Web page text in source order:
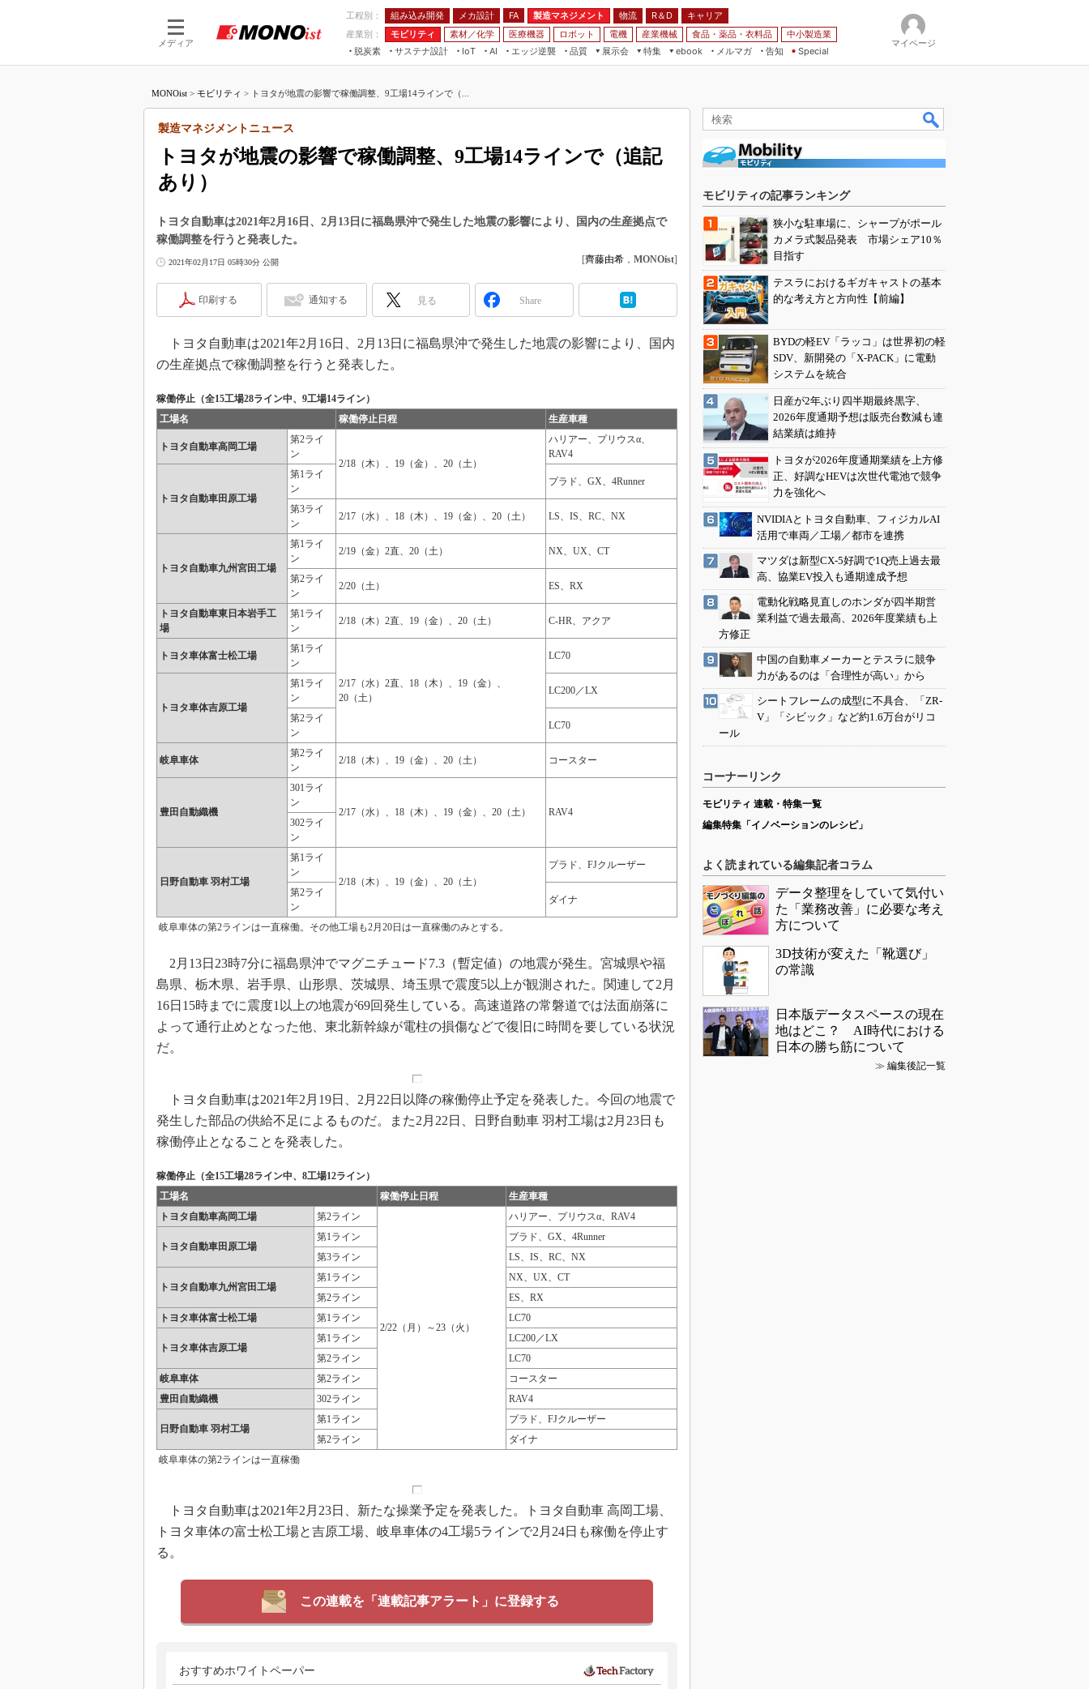
メディア
工程別： 組み込み開発 メカ設計 FA 製造マネジメント 物流 R＆D
キャリア
産業別：
モビリティ 素材／化学 医療機器 ロボット 電機 産業機械 食品・薬品・衣料品
中小製造業
脱炭素
サステナ設計
IoT
つながる工場
AI
AI×設備保全
エッジ逆襲 品質
展示会
JIMTOF
IIFES
TECHNO-FRONTIER
EdgeTech+
特集
VR／AR
フィールドサービス
組み込み画像技術
車載ソフト開発
ISO26262
無償設計ツール
インダストリー4.0
メイドインジャパン
知財マネジメント
グローバル設計・開発
ebook
モビリティ
メルマガ
告知 Special
マイページ
MONOist > モビリティ > トヨタが地震の影響で稼働調整、9工場14ラインで（...
トヨタが地震の影響で稼働調整、9工場14ラインで（追記
あり）
製造マネジメントニュース
トヨタ自動車は2021年2月16日、2月13日に福島県沖で発生した地震の影響により、国内の生産拠点で
稼働調整を行うと発表した。
2021年02月17日 05時30分 公開 [齊藤由希 ， MONOist]
印刷する 通知する 見る Share
トヨタ自動車は2021年2月16日、2月13日に福島県沖で発生した地震の影響により、国内
の生産拠点で稼働調整を行うと発表した。
稼働停止（全15工場28ライン中、9工場14ライン）
工場名
稼働停止日程 生産車種
トヨタ自動車高岡工場
第2ライ
ン
2/18（木）、19（金）、20（土）
ハリアー、プリウスα、
RAV4
トヨタ自動車田原工場
第1ライ
ン
プラド、GX、4Runner
第3ライ
ン
2/17（水）、18（木）、19（金）、20（土） LS、IS、RC、NX
トヨタ自動車九州宮田工場
第1ライ
ン
2/19（金）2直、20（土） NX、UX、CT
第2ライ
ン
2/20（土） ES、RX
トヨタ自動車東日本岩手工
場
第1ライ
ン
2/18（木）2直、19（金）、20（土） C-HR、アクア
トヨタ車体富士松工場
第1ライ
ン
2/17（水）2直、18（木）、19（金）、
20（土）
LC70
トヨタ車体吉原工場
第1ライ
ン
LC200／LX
第2ライ
ン
LC70
岐阜車体
第2ライ
ン
2/18（木）、19（金）、20（土） コースター
豊田自動織機
301ライ
ン
2/17（水）、18（木）、19（金）、20（土）
RAV4
302ライ
ン
日野自動車 羽村工場
第1ライ
ン
2/18（木）、19（金）、20（土）
プラド、FJクルーザー
第2ライ
ン
ダイナ
岐阜車体の第2ラインは一直稼働。その他工場も2月20日は一直稼働のみとする。
2月13日23時7分に福島県沖でマグニチュード7.3（暫定値）の地震が発生。宮城県や福
島県、栃木県、岩手県、山形県、茨城県、埼玉県で震度5以上が観測された。関連して2月
16日15時までに震度1以上の地震が69回発生している。高速道路の常磐道では法面崩落に
よって通行止めとなった他、東北新幹線が電柱の損傷などで復旧に時間を要している状況
だ。
トヨタ自動車は2021年2月19日、2月22日以降の稼働停止予定を発表した。今回の地震で
発生した部品の供給不足によるものだ。また2月22日、日野自動車 羽村工場は2月23日も
稼働停止となることを発表した。
稼働停止（全15工場28ライン中、8工場12ライン）
工場名
稼働停止日程
生産車種
トヨタ自動車高岡工場
第2ライン
2/22（月）～23（火）
ハリアー、プリウスα、RAV4
トヨタ自動車田原工場
第1ライン
プラド、GX、4Runner
第3ライン
LS、IS、RC、NX
トヨタ自動車九州宮田工場
第1ライン
NX、UX、CT
第2ライン
ES、RX
トヨタ車体富士松工場
第1ライン LC70
トヨタ車体吉原工場
第1ライン
LC200／LX
第2ライン
LC70
岐阜車体
第2ライン
コースター
豊田自動織機
302ライン RAV4
日野自動車 羽村工場
第1ライン
プラド、FJクルーザー
第2ライン
ダイナ
岐阜車体の第2ラインは一直稼働
トヨタ自動車は2021年2月23日、新たな操業予定を発表した。トヨタ自動車 高岡工場、
トヨタ車体の富士松工場と吉原工場、岐阜車体の4工場5ラインで2月24日も稼働を停止す
る。
この連載を「連載記事アラート」に登録する
おすすめホワイトペーパー
モビリティの記事ランキング
狭小な駐車場に、シャープがポール
カメラ式製品発表 市場シェア10％
目指す
テスラにおけるギガキャストの基本
的な考え方と方向性【前編】
BYDの軽EV「ラッコ」は世界初の軽
SDV、新開発の「X-PACK」に電動
システムを統合
日産が2年ぶり四半期最終黒字、
2026年度通期予想は販売台数減も連
結業績は維持
トヨタが2026年度通期業績を上方修
正、好調なHEVは次世代電池で競争
力を強化へ
NVIDIAとトヨタ自動車、フィジカルAI
活用で車両／工場／都市を連携
マツダは新型CX-5好調で1Q売上過去最
高、協業EV投入も通期達成予想
電動化戦略見直しのホンダが四半期営
業利益で過去最高、2026年度業績も上
方修正
中国の自動車メーカーとテスラに競争
力があるのは「合理性が高い」から
シートフレームの成型に不具合、「ZR-
V」「シビック」など約1.6万台がリコ
ール
コーナーリンク
モビリティ 連載・特集一覧
編集特集「イノベーションのレシピ」
よく読まれている編集記者コラム
データ整理をしていて気付い
た「業務改善」に必要な考え
方について
3D技術が変えた「靴選び」
の常識
日本版データスペースの現在
地はどこ？ AI時代における
日本の勝ち筋について
≫ 編集後記一覧